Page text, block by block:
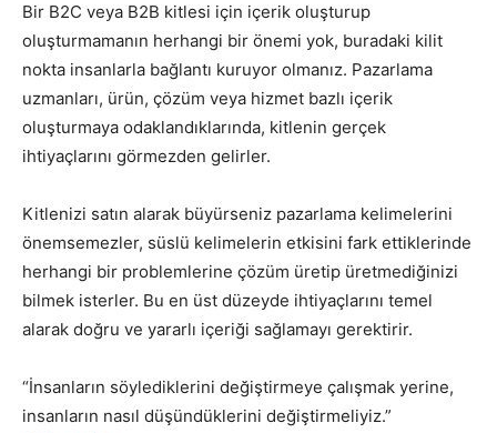
Bir B2C veya B2B kitlesi için içerik oluşturup
oluşturmamanın herhangi bir önemi yok, buradaki kilit
nokta insanlarla bağlantı kuruyor olmanız. Pazarlama
uzmanları, ürün, çözüm veya hizmet bazlı içerik
oluşturmaya odaklandıklarında, kitlenin gerçek
ihtiyaçlarını görmezden gelirler.
Kitlenizi satın alarak büyürseniz pazarlama kelimelerini
önemsemezler, süslü kelimelerin etkisini fark ettiklerinde
herhangi bir problemlerine çözüm üretip üretmediğinizi
bilmek isterler. Bu en üst düzeyde ihtiyaçlarını temel
alarak doğru ve yararlı içeriği sağlamayı gerektirir.
“İnsanların söylediklerini değiştirmeye çalışmak yerine,
insanların nasıl düşündüklerini değiştirmeliyiz.”